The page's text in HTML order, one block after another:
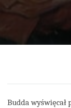
Budda wyświęcał